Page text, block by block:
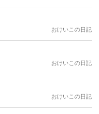
おけいこの日記
おけいこの日記
おけいこの日記